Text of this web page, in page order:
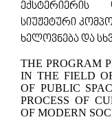
ექსტერიერის
სიუჟეტური
ხელოვნება და
THE PROGRAM
IN THE FIELD
OF PUBLIC
PROCESS OF
OF MODERN